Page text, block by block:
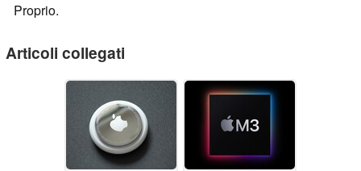
Proprio.
Articoli collegati